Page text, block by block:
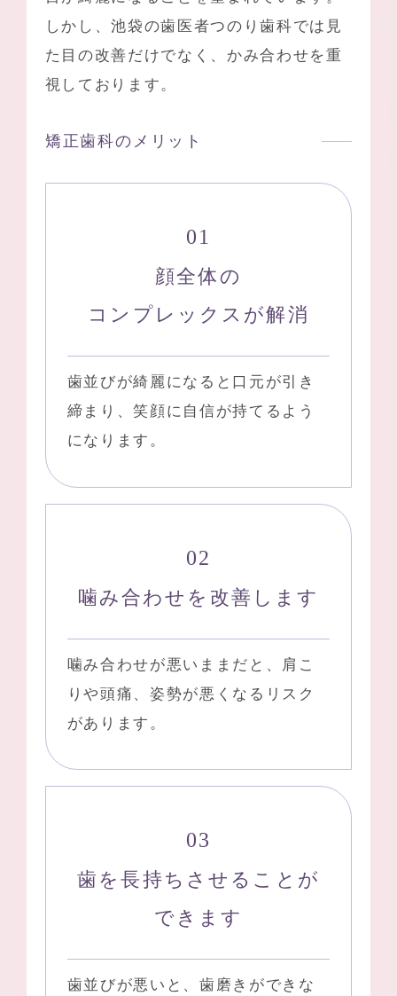
しかし、池袋の歯医者つのり歯科では見
た目の改善だけでなく、かみ合わせを重
視しております。
矯正歯科のメリット
顔全体の
コンプレックスが解消
歯並びが綺麗になると口元が引き
締まり、笑顔に自信が持てるよう
になります。
噛み合わせを改善します
噛み合わせが悪いままだと、肩こ
りや頭痛、姿勢が悪くなるリスク
があります。
歯を長持ちさせることが
できます
歯並びが悪いと、歯磨きができな